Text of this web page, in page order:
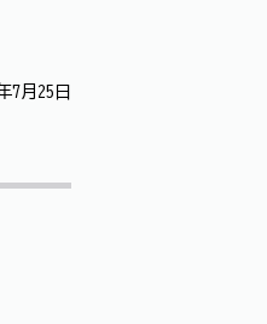
7月25日